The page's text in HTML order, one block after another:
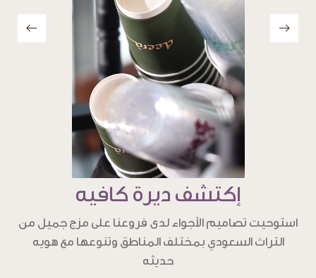
إكتشف ديرة كافيه
استوحيت تصاميم الأجواء لدى فروعنا على مزج جميل من
التراث السعودي بمختلف المناطق وتنوعها مع هويه
حديثه